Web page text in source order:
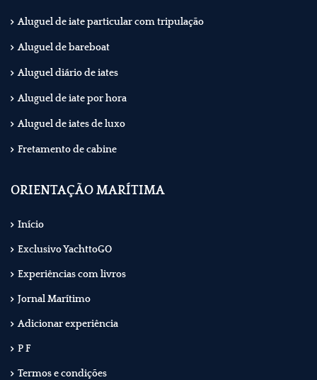
Aluguel de iate particular com tripulação
Aluguel de bareboat
Aluguel diário de iates
Aluguel de iate por hora
Aluguel de iates de luxo
Fretamento de cabine
ORIENTAÇÃO MARÍTIMA
Início
Exclusivo YachttoGO
Experiências com livros
Jornal Marítimo
Adicionar experiência
P F
Termos e condições